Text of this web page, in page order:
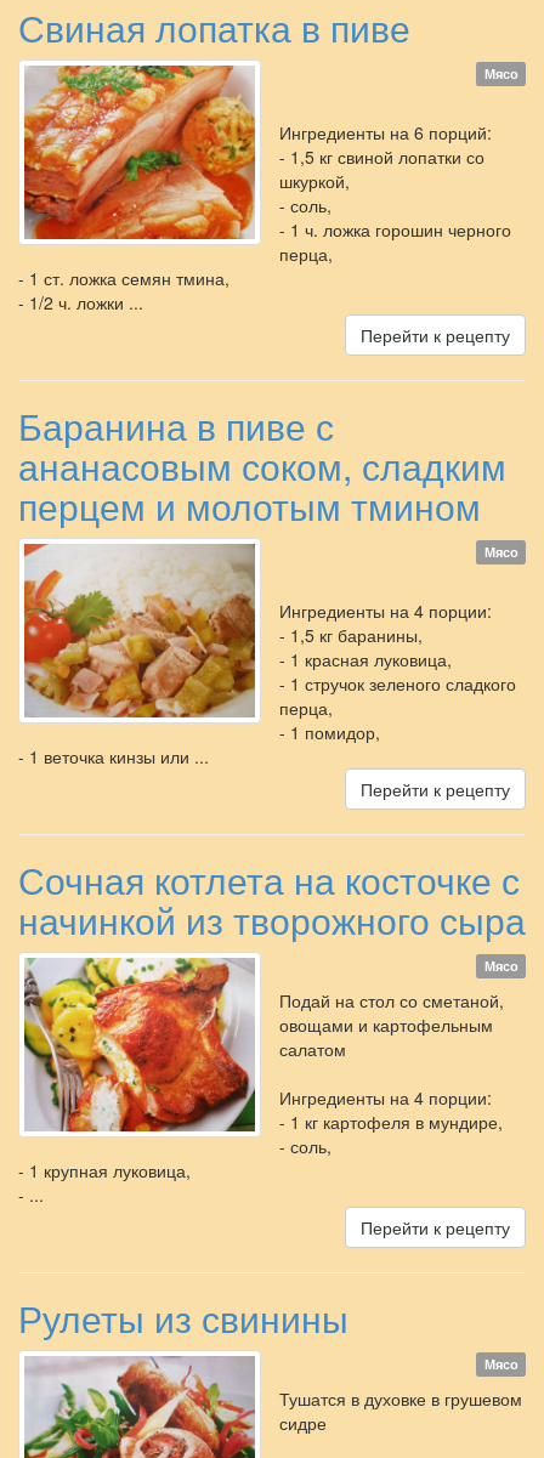
Свиная лопатка в пиве
Мясо
Ингредиенты на 6 порций:
- 1,5 кг свиной лопатки со
шкуркой,
- соль,
- 1 ч. ложка горошин черного
перца,
- 1 ст. ложка семян тмина,
- 1/2 ч. ложки ...
Перейти к рецепту
Баранина в пиве с
ананасовым соком, сладким
перцем и молотым тмином
Мясо
Ингредиенты на 4 порции:
- 1,5 кг баранины,
- 1 красная луковица,
- 1 стручок зеленого сладкого
перца,
- 1 помидор,
- 1 веточка кинзы или ...
Перейти к рецепту
Сочная котлета на косточке с
начинкой из творожного сыра
Мясо
Подай на стол со сметаной,
овощами и картофельным
салатом
Ингредиенты на 4 порции:
- 1 кг картофеля в мундире,
- соль,
- 1 крупная луковица,
- ...
Перейти к рецепту
Рулеты из свинины
Мясо
Тушатся в духовке в грушевом
сидре